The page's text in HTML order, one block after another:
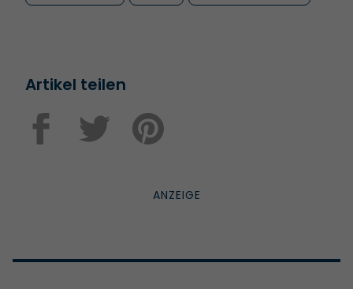
Artikel teilen